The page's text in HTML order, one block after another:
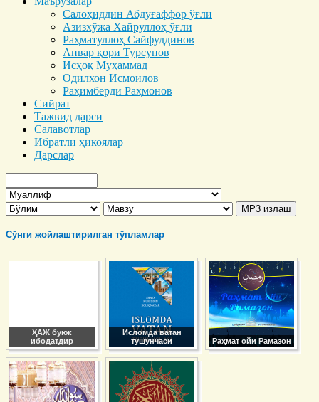
Салоҳиддин Абдуғаффор ўғли
Азизхўжа Хайруллоҳ ўғли
Раҳматуллоҳ Сайфуддинов
Анвар қори Турсунов
Исҳоқ Муҳаммад
Одилхон Исмоилов
Раҳимберди Раҳмонов
Сийрат
Тажвид дарси
Салавотлар
Ибратли ҳикоялар
Дарслар
Сўнги жойлаштирилган тўпламлар
ҲАЖ буюк
ибодатдир
Исломда ватан
тушунчаси
Раҳмат ойи Рамазон